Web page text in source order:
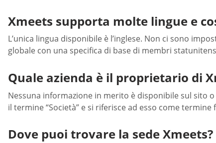
Xmeets supporta molte lingue e
L’unica lingua disponibile è l’inglese. Non ci sono
globale con una specifica di base di membri
Quale azienda è il proprietario di
Nessuna informazione in merito è disponibile sul sito
il termine “Società” e si riferisce ad esso come
Dove puoi trovare la sede Xmeets?